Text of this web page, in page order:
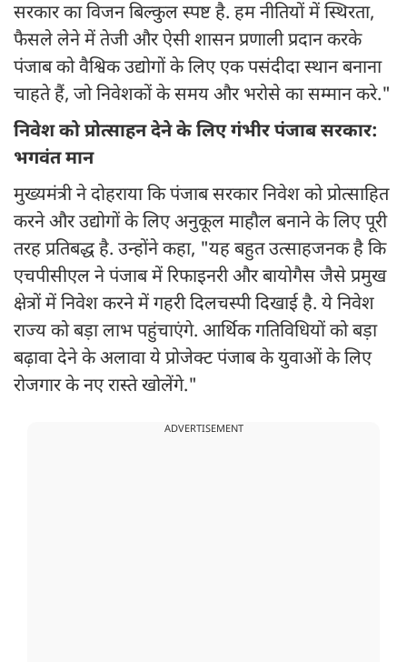
सरकार का विजन बिल्कुल स्पष्ट है. हम नीतियों में स्थिरता,
फैसले लेने में तेजी और ऐसी शासन प्रणाली प्रदान करके
पंजाब को वैश्विक उद्योगों के लिए एक पसंदीदा स्थान बनाना
चाहते हैं, जो निवेशकों के समय और भरोसे का सम्मान करे."
निवेश को प्रोत्साहन देने के लिए गंभीर पंजाब सरकार:
भगवंत मान
मुख्यमंत्री ने दोहराया कि पंजाब सरकार निवेश को प्रोत्साहित
करने और उद्योगों के लिए अनुकूल माहौल बनाने के लिए पूरी
तरह प्रतिबद्ध है. उन्होंने कहा, "यह बहुत उत्साहजनक है कि
एचपीसीएल ने पंजाब में रिफाइनरी और बायोगैस जैसे प्रमुख
क्षेत्रों में निवेश करने में गहरी दिलचस्पी दिखाई है. ये निवेश
राज्य को बड़ा लाभ पहुंचाएंगे. आर्थिक गतिविधियों को बड़ा
बढ़ावा देने के अलावा ये प्रोजेक्ट पंजाब के युवाओं के लिए
रोजगार के नए रास्ते खोलेंगे."
ADVERTISEMENT